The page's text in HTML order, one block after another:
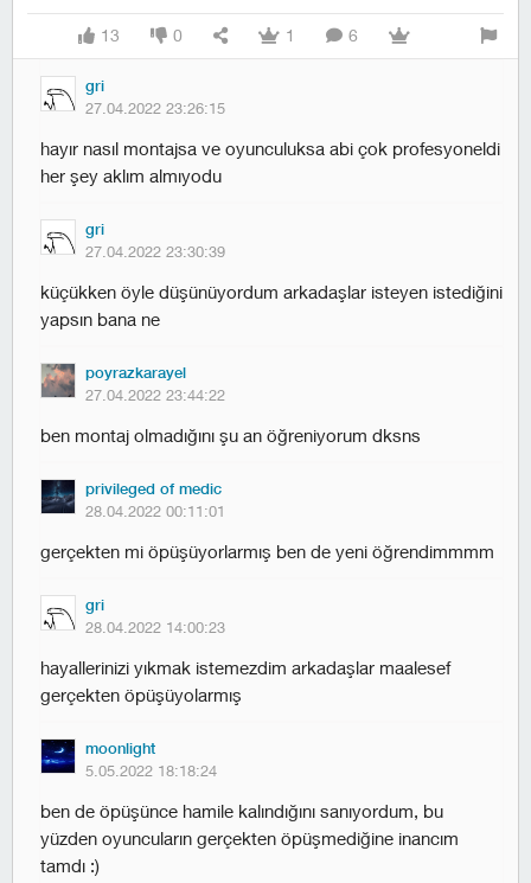
13 0 1 6
gri
27.04.2022 23:26:15
hayır nasıl montajsa ve oyunculuksa abi çok profesyoneldi
her şey aklım almıyodu
gri
27.04.2022 23:30:39
küçükken öyle düşünüyordum arkadaşlar isteyen istediğini
yapsın bana ne
poyrazkarayel
27.04.2022 23:44:22
ben montaj olmadığını şu an öğreniyorum dksns
privileged of medic
28.04.2022 00:11:01
gerçekten mi öpüşüyorlarmış ben de yeni öğrendimmmm
gri
28.04.2022 14:00:23
hayallerinizi yıkmak istemezdim arkadaşlar maalesef
gerçekten öpüşüyolarmış
moonlight
5.05.2022 18:18:24
ben de öpüşünce hamile kalındığını sanıyordum, bu
yüzden oyuncuların gerçekten öpüşmediğine inancım
tamdı :)